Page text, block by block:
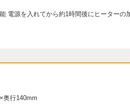
電源を入れてから約1時間後にヒーターの
奥行140mm